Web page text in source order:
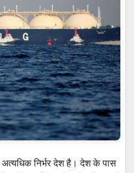
निर्भर देश है। देश के पास